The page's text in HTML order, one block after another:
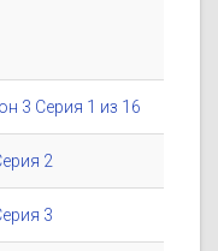
3 Серия 1 из 16
2
3